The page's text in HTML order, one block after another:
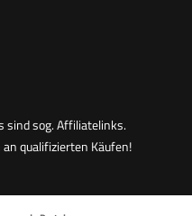
sind sog. Affiliatelinks.
qualifizierten Käufen!